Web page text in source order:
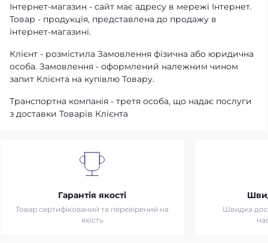
Інтернет-магазин - сайт має адресу в мережі Інтернет.
Товар - продукція, представлена ​​до продажу в
інтернет-магазині.
Клієнт - розмістила Замовлення фізична або юридична
особа. Замовлення - оформлений належним чином
запит Клієнта на купівлю Товару.
Транспортна компанія - третя особа, що надає послуги
з доставки Товарів Клієнта
Гарантія якості
Товар сертифікований та перевірений на
якість
Швидка